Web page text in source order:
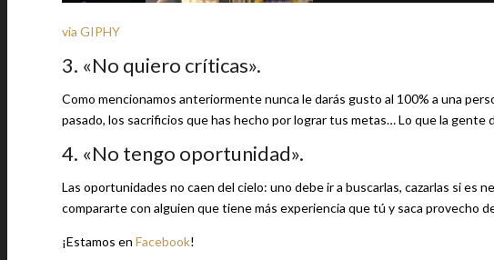
via GIPHY
3. «No quiero críticas».
Como mencionamos anteriormente nunca le darás gusto al 100% a una
pasado, los sacrificios que has hecho por lograr tus metas… Lo que la
4. «No tengo oportunidad».
Las oportunidades no caen del cielo: uno debe ir a buscarlas, cazarlas si es
compararte con alguien que tiene más experiencia que tú y saca provecho
¡Estamos en Facebook!